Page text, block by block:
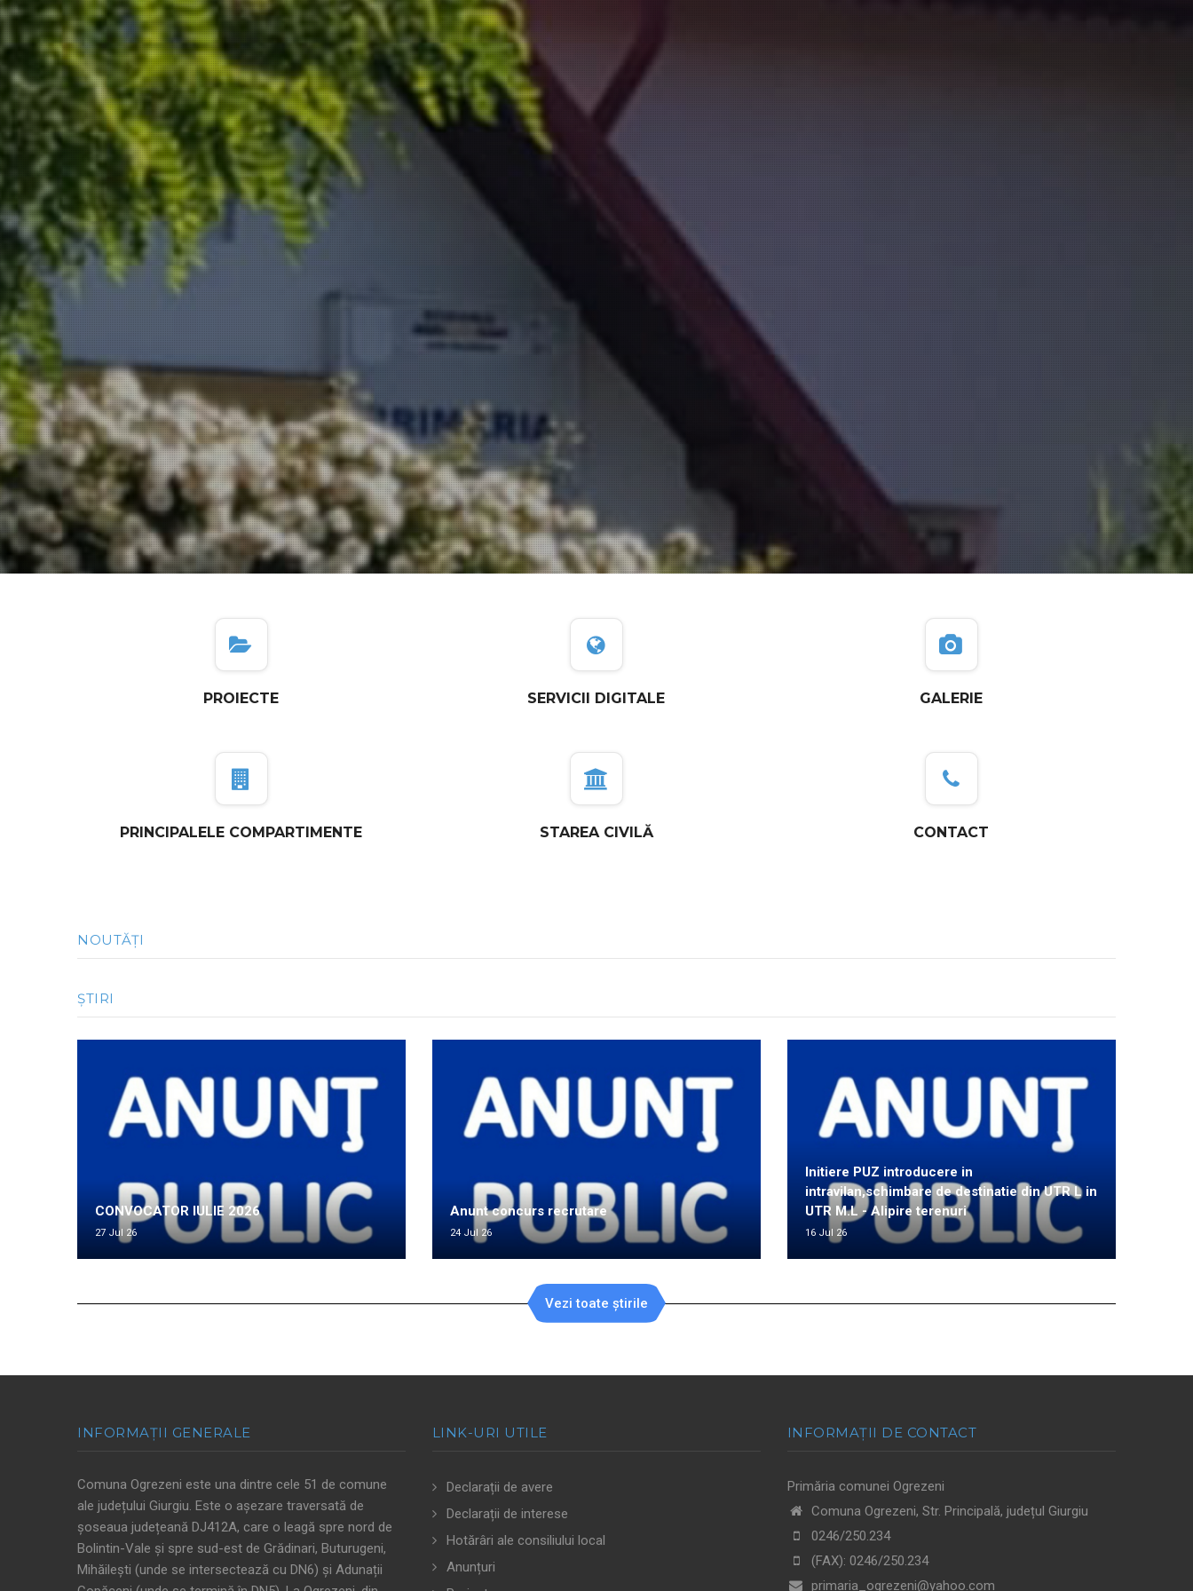
PROIECTE SERVICII DIGITALE GALERIE
PRINCIPALELE COMPARTIMENTE STAREA CIVILĂ CONTACT
NOUTĂȚI
ȘTIRI
CONVOCATOR IULIE 2026
27 Jul 26
Anunt concurs recrutare
24 Jul 26
Initiere PUZ introducere in
intravilan,schimbare de destinatie din UTR L in
UTR M.L - Alipire terenuri
16 Jul 26
Vezi toate știrile
INFORMAȚII GENERALE
Comuna Ogrezeni este una dintre cele 51 de comune
ale județului Giurgiu. Este o așezare traversată de
șoseaua județeană DJ412A, care o leagă spre nord de
Bolintin-Vale și spre sud-est de Grădinari, Buturugeni,
Mihăilești (unde se intersectează cu DN6) și Adunații
LINK-URI UTILE
Declarații de avere
Declarații de interese
Hotărâri ale consiliului local
Anunțuri
INFORMAȚII DE CONTACT
Primăria comunei Ogrezeni
Comuna Ogrezeni, Str. Principală, județul Giurgiu
0246/250.234
(FAX): 0246/250.234
primaria_ogrezeni@yahoo.com